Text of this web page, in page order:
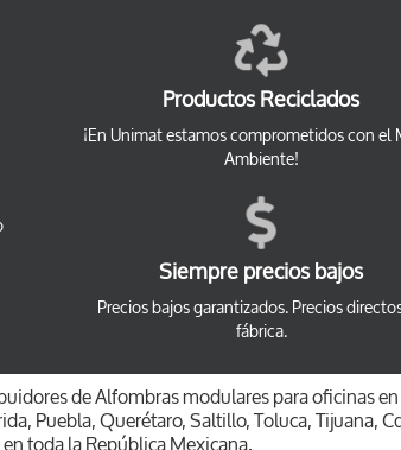
Productos Reciclados
¡En Unimat estamos comprometidos con el
Ambiente!
Siempre precios bajos
Precios bajos garantizados. Precios
fábrica.
de Alfombras modulares para oficinas
Puebla, Querétaro, Saltillo, Toluca, Tijuana,
toda la República Mexicana.